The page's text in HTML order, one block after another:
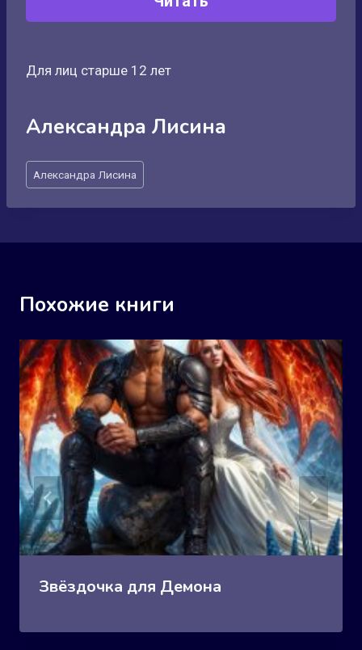
Для лиц старше 12 лет
Александра Лисина
Метки
записи:
Александра Лисина
Похожие книги
Звёздочка для Демона